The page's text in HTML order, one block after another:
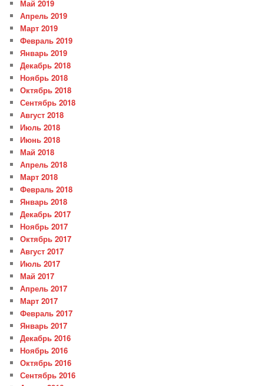
Май 2019
Апрель 2019
Март 2019
Февраль 2019
Январь 2019
Декабрь 2018
Ноябрь 2018
Октябрь 2018
Сентябрь 2018
Август 2018
Июль 2018
Июнь 2018
Май 2018
Апрель 2018
Март 2018
Февраль 2018
Январь 2018
Декабрь 2017
Ноябрь 2017
Октябрь 2017
Август 2017
Июль 2017
Май 2017
Апрель 2017
Март 2017
Февраль 2017
Январь 2017
Декабрь 2016
Ноябрь 2016
Октябрь 2016
Сентябрь 2016